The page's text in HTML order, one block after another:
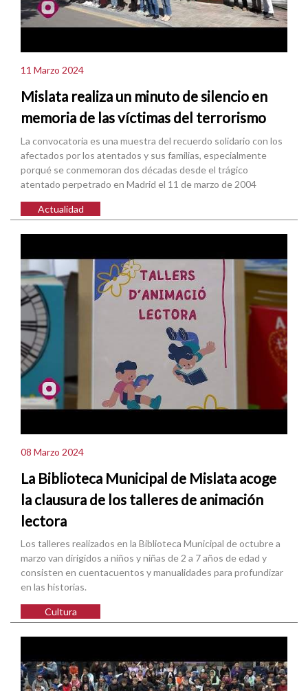
11 Marzo 2024
Mislata realiza un minuto de silencio en
memoria de las víctimas del terrorismo
La convocatoria es una muestra del recuerdo solidario con los
afectados por los atentados y sus familias, especialmente
porqué se conmemoran dos décadas desde el trágico
atentado perpetrado en Madrid el 11 de marzo de 2004
Actualidad
08 Marzo 2024
La Biblioteca Municipal de Mislata acoge
la clausura de los talleres de animación
lectora
Los talleres realizados en la Biblioteca Municipal de octubre a
marzo van dirigidos a niños y niñas de 2 a 7 años de edad y
consisten en cuentacuentos y manualidades para profundizar
en las historias.
Cultura